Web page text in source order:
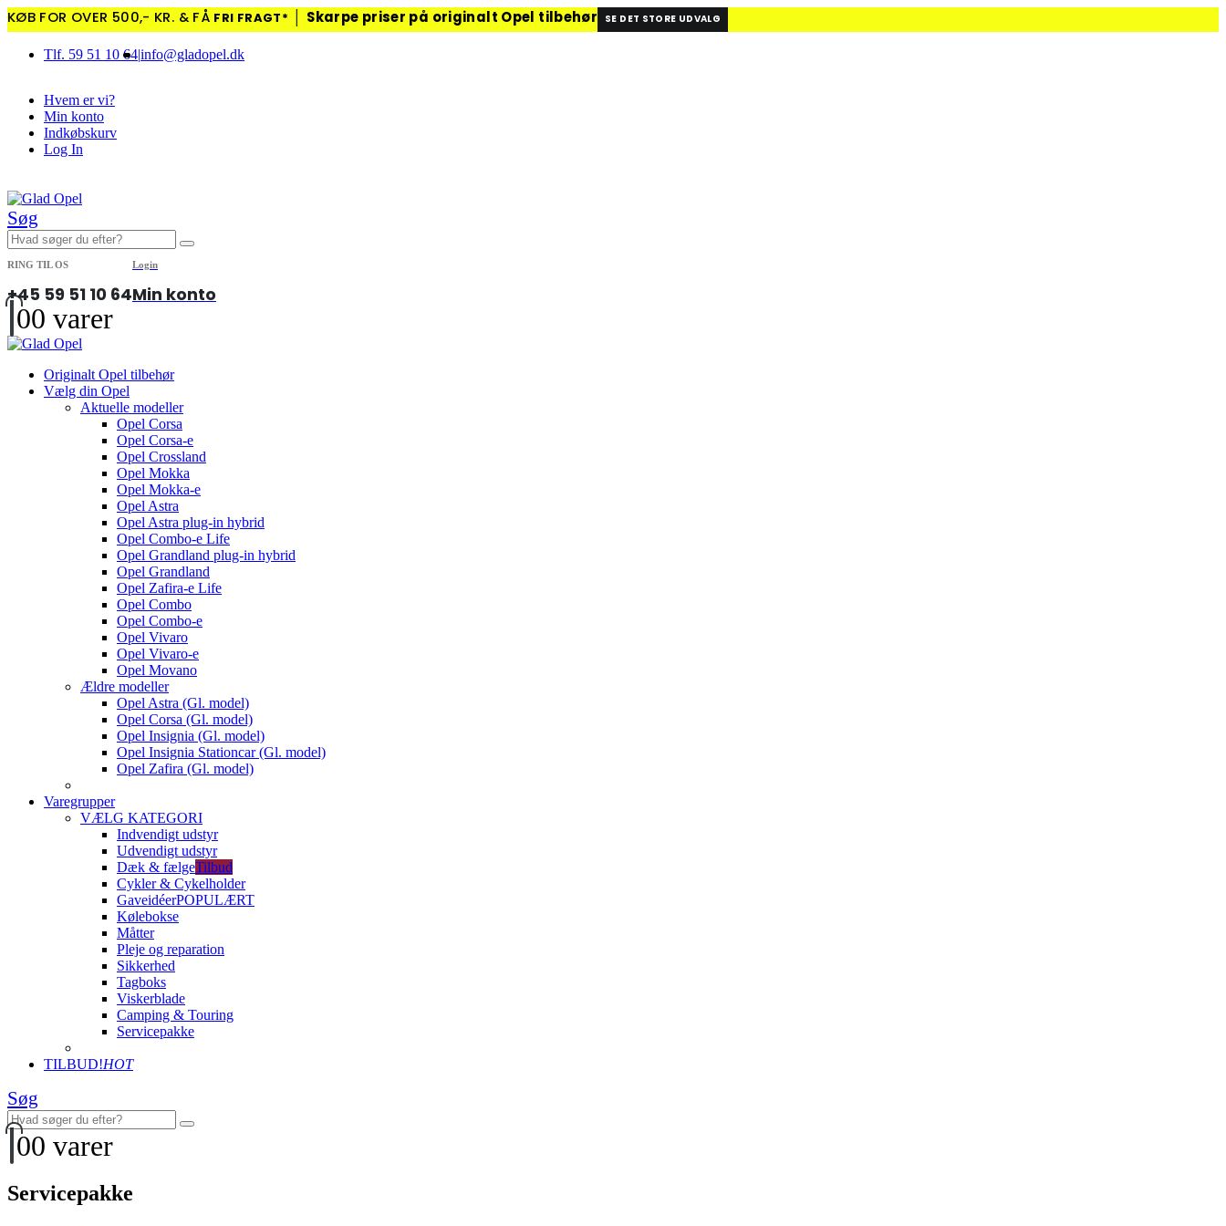
KØB FOR OVER 500,- KR. & FÅ FRI FRAGT* Skarpe priser på originalt Opel tilbehør SE DET STORE UDVALG
Tlf. 59 51 10 64|info@gladopel.dk
Hvem er vi?
Min konto
Indkøbskurv
Log In
Søg
RING TIL OS
+45 59 51 10 64
Login
Min konto
00 varer
Originalt Opel tilbehør
Vælg din Opel
Aktuelle modeller
Opel Corsa
Opel Corsa-e
Opel Crossland
Opel Mokka
Opel Mokka-e
Opel Astra
Opel Astra plug-in hybrid
Opel Combo-e Life
Opel Grandland plug-in hybrid
Opel Grandland
Opel Zafira-e Life
Opel Combo
Opel Combo-e
Opel Vivaro
Opel Vivaro-e
Opel Movano
Ældre modeller
Opel Astra (Gl. model)
Opel Corsa (Gl. model)
Opel Insignia (Gl. model)
Opel Insignia Stationcar (Gl. model)
Opel Zafira (Gl. model)
Varegrupper
VÆLG KATEGORI
Indvendigt udstyr
Udvendigt udstyr
Dæk & fælgeTilbud
Cykler & Cykelholder
GaveidéerPOPULÆRT
Kølebokse
Måtter
Pleje og reparation
Sikkerhed
Tagboks
Viskerblade
Camping & Touring
Servicepakke
TILBUD!HOT
Søg
00 varer
Servicepakke